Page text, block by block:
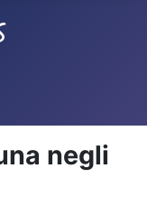
negli